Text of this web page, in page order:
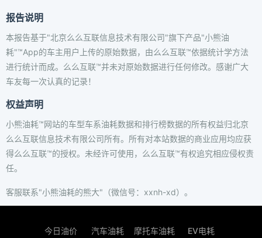
报告说明
本报告基于"北京么么互联信息技术有限公司"旗下产品"小熊油
耗"™App的车主用户上传的原始数据，由么么互联™依据统计学方法
进行统计而成。么么互联™并未对原始数据进行任何修改。感谢广大
车友每一次认真的记录！
权益声明
小熊油耗™网站的车型车系油耗数据和排行榜数据的所有权益归北京
么么互联信息技术有限公司所有。所有对本站数据的商业应用均应获
得么么互联™的授权。未经许可使用，么么互联™有权追究相应侵权责
任。
客服联系"小熊油耗的熊大"（微信号：xxnh-xd）。
今日油价 汽车油耗 摩托车油耗 EV电耗